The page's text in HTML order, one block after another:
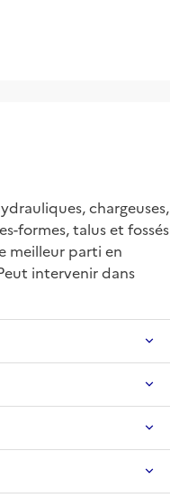
chargeuses,
formes, talus et fossés
meilleur parti en
intervenir dans